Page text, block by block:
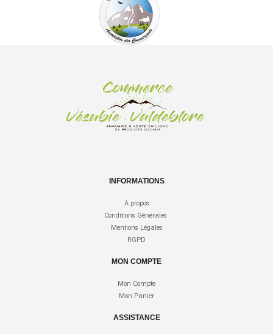
INFORMATIONS
A propos
Conditions Générales
Mentions Légales
RGPD
MON COMPTE
Mon Compte
Mon Panier
ASSISTANCE